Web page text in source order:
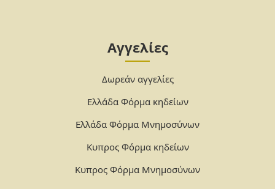
Αγγελίες
Δωρεάν αγγελίες
Ελλάδα Φόρμα κηδείων
Ελλάδα Φόρμα Μνημοσύνων
Κυπρος Φόρμα κηδείων
Κυπρος Φόρμα Μνημοσύνων